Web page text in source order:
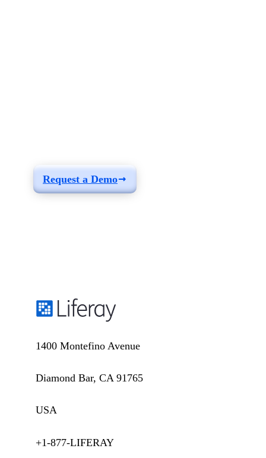
Request a Demo
1400 Montefino Avenue
Diamond Bar, CA 91765
USA
+1-877-LIFERAY